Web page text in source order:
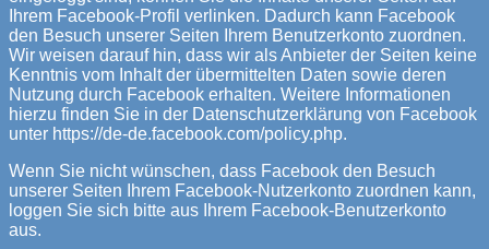
Ihrem Facebook-Profil verlinken. Dadurch kann Facebook
den Besuch unserer Seiten Ihrem Benutzerkonto zuordnen.
Wir weisen darauf hin, dass wir als Anbieter der Seiten keine
Kenntnis vom Inhalt der übermittelten Daten sowie deren
Nutzung durch Facebook erhalten. Weitere Informationen
hierzu finden Sie in der Datenschutzerklärung von Facebook
unter https://de-de.facebook.com/policy.php.
Wenn Sie nicht wünschen, dass Facebook den Besuch
unserer Seiten Ihrem Facebook-Nutzerkonto zuordnen kann,
loggen Sie sich bitte aus Ihrem Facebook-Benutzerkonto
aus.